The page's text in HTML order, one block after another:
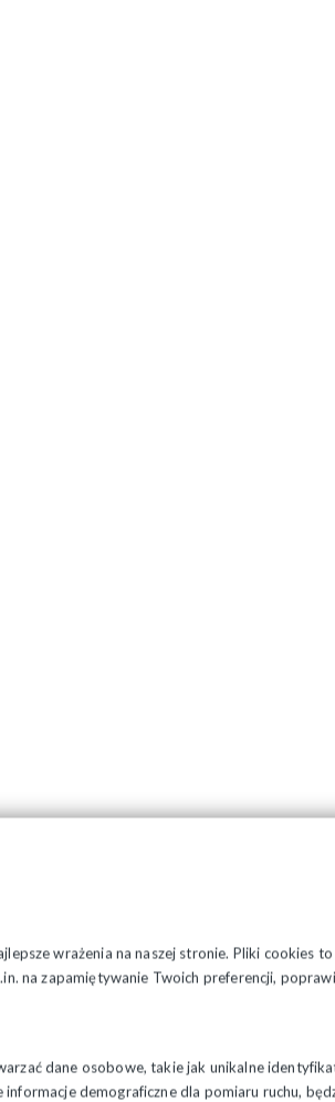
wrażenia na naszej stronie. Pliki cookies
na zapamiętywanie Twoich preferencji,
dane osobowe, takie jak unikalne
demograficzne dla pomiaru ruchu,